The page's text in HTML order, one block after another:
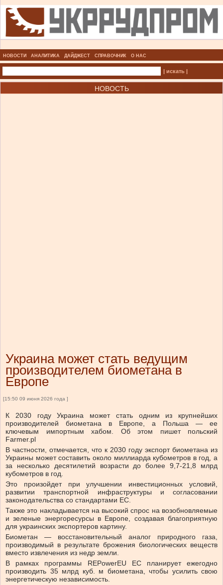
НОВОСТИ АНАЛИТИКА ДАЙДЖЕСТ СПРАВОЧНИК О НАС
| искать |
НОВОСТЬ
Украина может стать ведущим
производителем биометана в
Европе
[15:50 09 июня 2026 года ]
К 2030 году Украина может стать одним из крупнейших
производителей биометана в Европе, а Польша — ее
ключевым импортным хабом. Об этом пишет польский
Farmer.pl
В частности, отмечается, что к 2030 году экспорт биометана из
Украины может составить около миллиарда кубометров в год, а
за несколько десятилетий возрасти до более 9,7-21,8 млрд
кубометров в год.
Это произойдет при улучшении инвестиционных условий,
развитии транспортной инфраструктуры и согласовании
законодательства со стандартами ЕС.
Также это накладывается на высокий спрос на возобновляемые
и зеленые энергоресурсы в Европе, создавая благоприятную
для украинских экспортеров картину.
Биометан — восстановительный аналог природного газа,
производимый в результате брожения биологических веществ
вместо извлечения из недр земли.
В рамках программы REPowerEU ЕС планирует ежегодно
производить 35 млрд куб. м биометана, чтобы усилить свою
энергетическую независимость.